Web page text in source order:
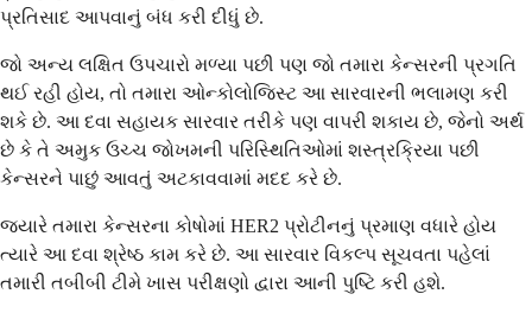
પ્રતિસાદ આપવાનું બંધ કરી દીધું છે.
જો અન્ય લક્ષિત ઉપચારો મળ્યા પછી પણ જો તમારા કેન્સરની પ્રગતિ
થઈ રહી હોય, તો તમારા ઓન્કોલોજિસ્ટ આ સારવારની ભલામણ કરી
શકે છે. આ દવા સહાયક સારવાર તરીકે પણ વાપરી શકાય છે, જેનો અર્થ
છે કે તે અમુક ઉચ્ચ જોખમની પરિસ્થિતિઓમાં શસ્ત્રક્રિયા પછી
કેન્સરને પાછું આવતું અટકાવવામાં મદદ કરે છે.
જ્યારે તમારા કેન્સરના કોષોમાં HER2 પ્રોટીનનું પ્રમાણ વધારે હોય
ત્યારે આ દવા શ્રેષ્ઠ કામ કરે છે. આ સારવાર વિકલ્પ સૂચવતા પહેલાં
તમારી તબીબી ટીમે ખાસ પરીક્ષણો દ્વારા આની પુષ્ટિ કરી હશે.